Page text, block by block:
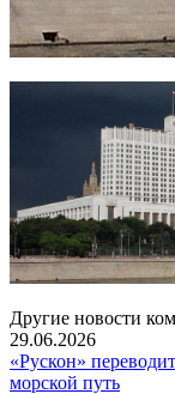
Другие новости
29.06.2026
«Рускон»
морской путь